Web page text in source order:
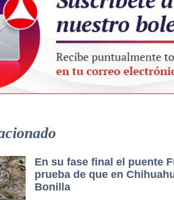
En su fase final el puente
prueba de que en
Bonilla